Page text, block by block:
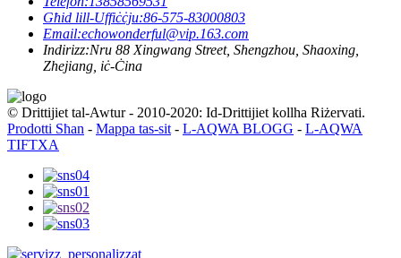
Għid lill-Uffiċċju:86-575-83000803
Email:echowonderful@vip.163.com
Indirizz:Nru 88 Xingwang Street, Shengzhou, Shaoxing,
Zhejiang, iċ-Ċina
© Drittijiet tal-Awtur - 2010-2020: Id-Drittijiet kollha Riżervati.
Prodotti Sħan - Mappa tas-sit - L-AQWA BLOGG - L-AQWA
TIFTXA